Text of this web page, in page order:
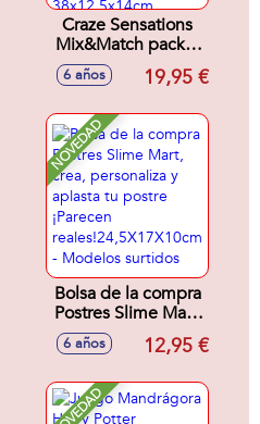
Craze Sensations
Mix&Match pack 3
cubos de
diferentes texturas
Perlas de espuma y
Arena Mágica)
38x12,5x14cm
6 años 19,95 €
NOVEDAD
Bolsa de la compra
Postres Slime Mart,
crea, personaliza y
aplasta tu postre
reales!24,5X17X10cm
- Modelos surtidos
6 años 12,95 €